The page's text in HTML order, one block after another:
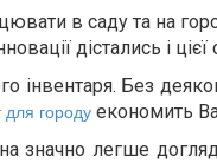
в саду та на
дістались і
інвентаря. Без
для городу економить
значно легше